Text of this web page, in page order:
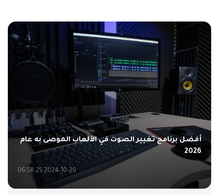
كيفية تغيير الصوت على تيك توك وبدائلها
2024-08-29 06:41:40